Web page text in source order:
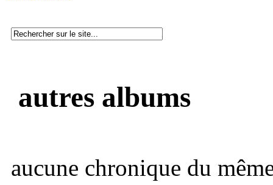
autres albums
aucune chronique du